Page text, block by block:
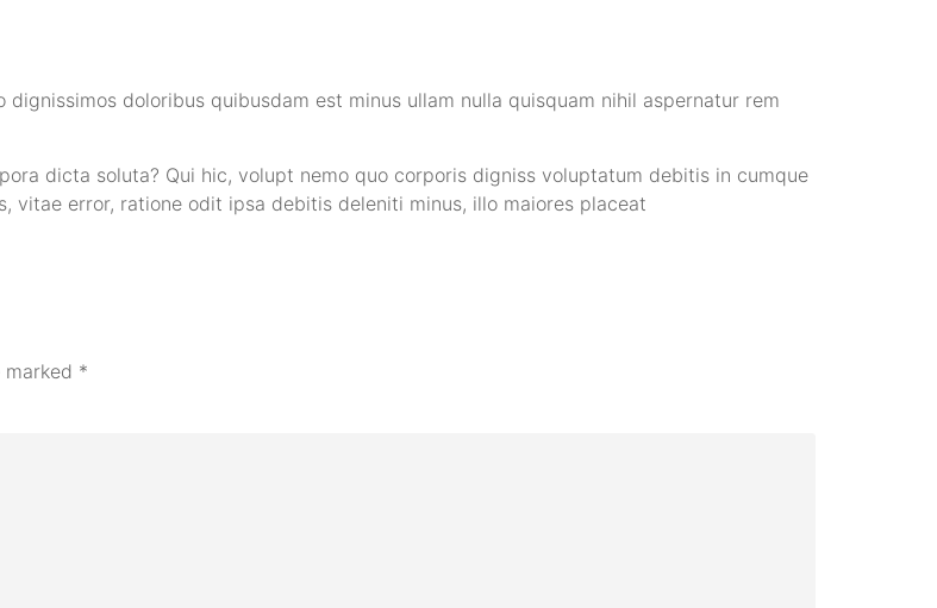
doloribus quibusdam est minus ullam nulla quisquam nihil aspernatur rem
dicta soluta? Qui hic, volupt nemo quo corporis digniss voluptatum debitis in cumque
vitae error, ratione odit ipsa debitis deleniti minus, illo maiores placeat
*